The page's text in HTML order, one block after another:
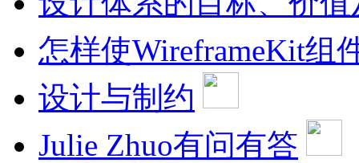
怎样使WireframeKit组
设计与制约
Julie Zhuo有问有答